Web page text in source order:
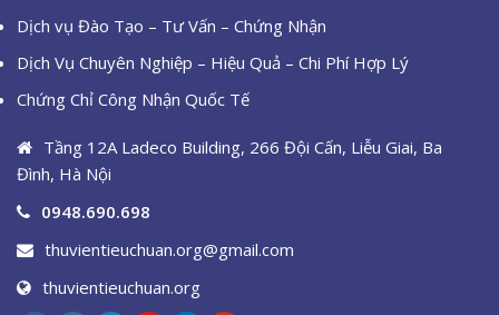
Dịch vụ Đào Tạo – Tư Vấn – Chứng Nhận
Dịch Vụ Chuyên Nghiệp – Hiệu Quả – Chi Phí Hợp Lý
Chứng Chỉ Công Nhận Quốc Tế
Tầng 12A Ladeco Building, 266 Đội Cấn, Liễu Giai, Ba
Đình, Hà Nội
0948.690.698
thuvientieuchuan.org@gmail.com
thuvientieuchuan.org